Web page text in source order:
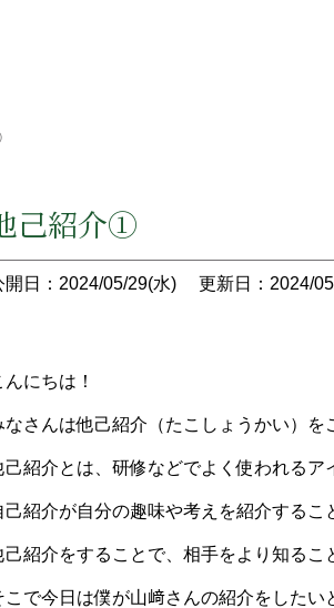
己紹介①
開日：2024/05/29(水) 更新日：2024/
んにちは！
なさんは他己紹介（たこしょうかい）を
己紹介とは、研修などでよく使われる
己紹介が自分の趣味や考えを紹介する
己紹介をすることで、相手をより知るこ
こで今日は僕が山﨑さんの紹介をしたい